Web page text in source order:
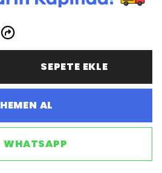
SEPETE EKLE
HEMEN AL
WHATSAPP